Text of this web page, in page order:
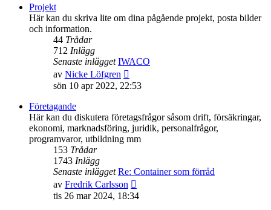
inlägget
Projekt
Här kan du skriva lite om dina pågående projekt, posta bilder
och information.
44 Trådar
712 Inlägg
Senaste inlägget IWACO
av Nicke Löfgren
till
inlägget
sön 10 apr 2022, 22:53
Företagande
Här kan du diskutera företagsfrågor såsom drift, försäkringar,
ekonomi, marknadsföring, juridik, personalfrågor,
programvaror, utbildning mm
153 Trådar
1743 Inlägg
Senaste inlägget Re: Container som förråd
av Fredrik Carlsson
till
tis 26 mar 2024, 18:34